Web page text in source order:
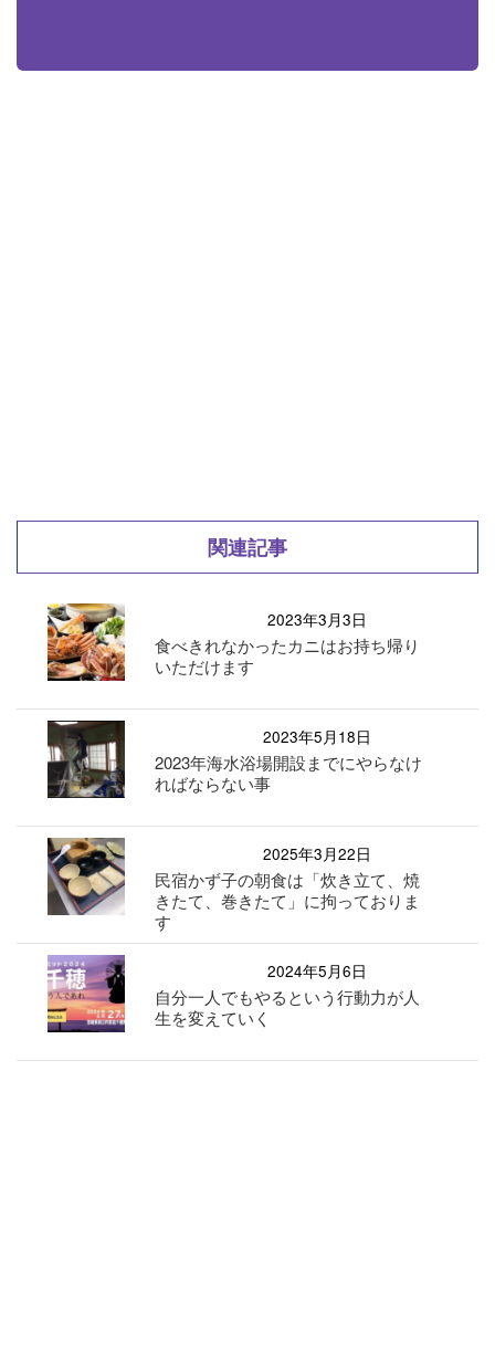
関連記事
2023年3月3日
食べきれなかったカニはお持ち帰り
いただけます
2023年5月18日
2023年海水浴場開設までにやらなけ
ればならない事
2025年3月22日
民宿かず子の朝食は「炊き立て、焼
きたて、巻きたて」に拘っておりま
す
2024年5月6日
自分一人でもやるという行動力が人
生を変えていく